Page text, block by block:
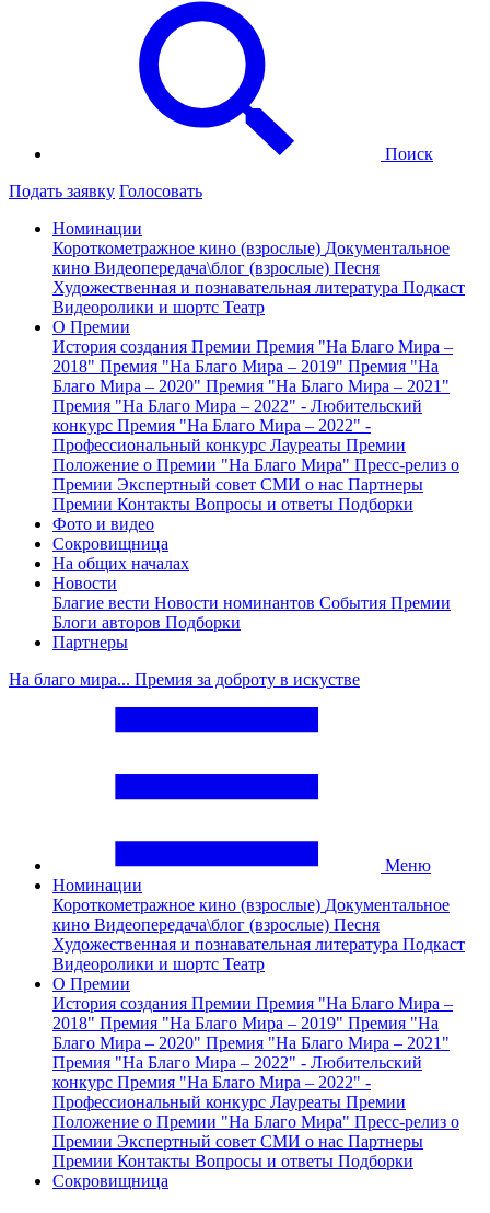
Поиск
Подать заявку Голосовать
Номинации
Короткометражное кино (взрослые) Документальное
кино Видеопередача\блог (взрослые) Песня
Художественная и познавательная литература Подкаст
Видеоролики и шортс Театр
О Премии
История создания Премии Премия "На Благо Мира –
2018" Премия "На Благо Мира – 2019" Премия "На
Благо Мира – 2020" Премия "На Благо Мира – 2021"
Премия "На Благо Мира – 2022" - Любительский
конкурс Премия "На Благо Мира – 2022" -
Профессиональный конкурс Лауреаты Премии
Положение о Премии "На Благо Мира" Пресс-релиз о
Премии Экспертный совет СМИ о нас Партнеры
Премии Контакты Вопросы и ответы Подборки
Фото и видео
Сокровищница
На общих началах
Новости
Благие вести Новости номинантов События Премии
Блоги авторов Подборки
Партнеры
На благо мира... Премия за доброту в искустве
Меню
Номинации
Короткометражное кино (взрослые) Документальное
кино Видеопередача\блог (взрослые) Песня
Художественная и познавательная литература Подкаст
Видеоролики и шортс Театр
О Премии
История создания Премии Премия "На Благо Мира –
2018" Премия "На Благо Мира – 2019" Премия "На
Благо Мира – 2020" Премия "На Благо Мира – 2021"
Премия "На Благо Мира – 2022" - Любительский
конкурс Премия "На Благо Мира – 2022" -
Профессиональный конкурс Лауреаты Премии
Положение о Премии "На Благо Мира" Пресс-релиз о
Премии Экспертный совет СМИ о нас Партнеры
Премии Контакты Вопросы и ответы Подборки
Сокровищница